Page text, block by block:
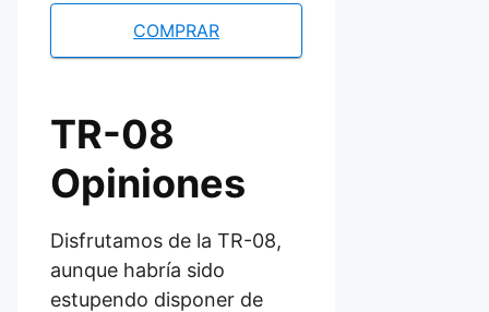
COMPRAR
TR-08
Opiniones
Disfrutamos de la TR-08,
aunque habría sido
estupendo disponer de